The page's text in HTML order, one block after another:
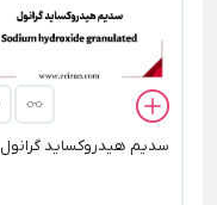
سدیم هیدروکساید گرانول